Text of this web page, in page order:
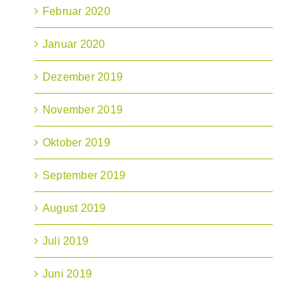
Februar 2020
Januar 2020
Dezember 2019
November 2019
Oktober 2019
September 2019
August 2019
Juli 2019
Juni 2019